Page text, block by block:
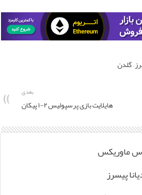
– گلدن
بعدی
هایلایت بازی پرسپولیس ۲-۱ پیکان
ماوریکس
پیسرز